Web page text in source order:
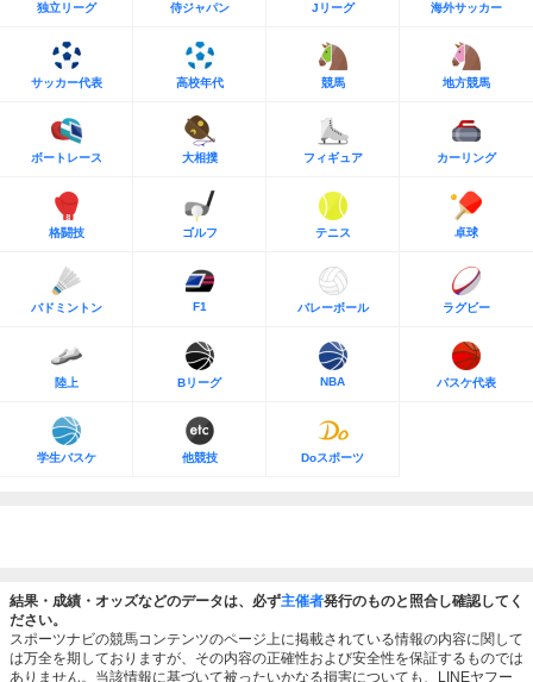
独立リーグ 侍ジャパン Jリーグ 海外サッカー
サッカー代表 高校年代 競馬 地方競馬
ボートレース 大相撲 フィギュア カーリング
格闘技 ゴルフ テニス 卓球
バドミントン F1 バレーボール ラグビー
陸上 Bリーグ NBA バスケ代表
学生バスケ 他競技 Doスポーツ
結果・成績・オッズなどのデータは、必ず主催者発行のものと照合し確認してく
ださい。
スポーツナビの競馬コンテンツのページ上に掲載されている情報の内容に関して
は万全を期しておりますが、その内容の正確性および安全性を保証するものでは
ありません。当該情報に基づいて被ったいかなる損害についても、LINEヤフー